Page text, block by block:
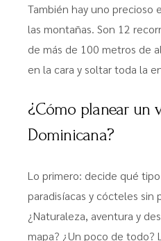
También hay uno precioso
las montañas. Son 12
de más de 100 metros de
en la cara y soltar toda la
¿Cómo planear un
Dominicana?
Lo primero: decide qué
paradisíacas y cócteles sin
¿Naturaleza, aventura y
mapa? ¿Un poco de todo?